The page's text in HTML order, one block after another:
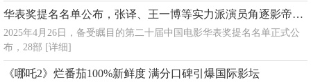
华表奖提名名单公布，张译、王一博等实力派演员角逐影帝影后
2025年4月26日，备受瞩目的第二十届中国电影华表奖提名名单正式公
布，28部 [详细]
《哪吒2》烂番茄100%新鲜度 满分口碑引爆国际影坛